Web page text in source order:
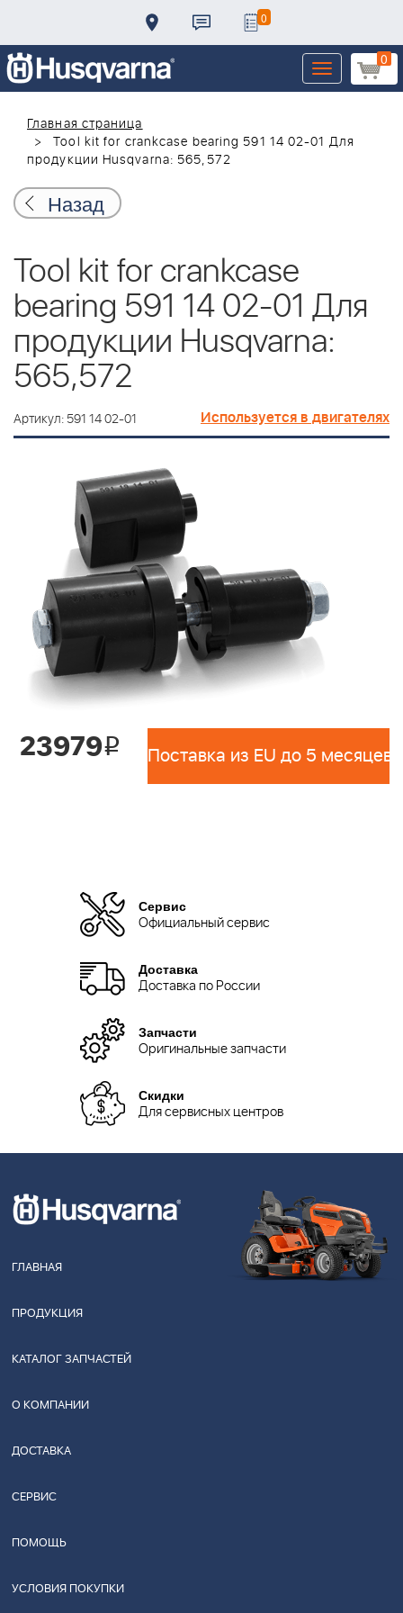
0
0
Toggle
navigation
Главная страница
Tool kit for crankcase bearing 591 14 02-01 Для
продукции Husqvarna: 565,572
Назад
Tool kit for crankcase
bearing 591 14 02-01 Для
продукции Husqvarna:
565,572
Артикул: 591 14 02-01 Используется в двигателях
23979i Поставка из EU до 5 месяцев
Сервис
Официальный сервис
Доставка
Доставка по России
Запчасти
Оригинальные запчасти
Скидки
Для сервисных центров
ГЛАВНАЯ
ПРОДУКЦИЯ
КАТАЛОГ ЗАПЧАСТЕЙ
О КОМПАНИИ
ДОСТАВКА
СЕРВИС
ПОМОЩЬ
УСЛОВИЯ ПОКУПКИ